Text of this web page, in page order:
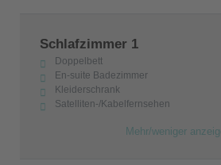
Schlafzimmer 1
Doppelbett
En-suite Badezimmer
Kleiderschrank
Satelliten-/Kabelfernsehen
Mehr/weniger